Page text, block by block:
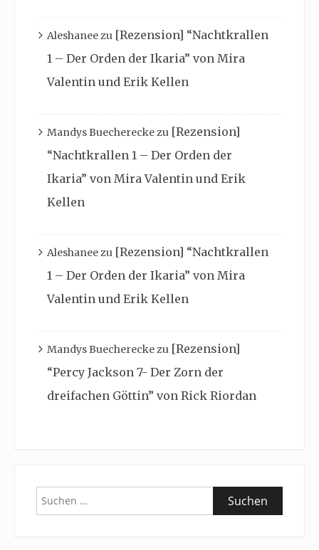
Aleshaneezu [Rezension] “Nachtkrallen
1 – Der Orden der Ikaria” von Mira
Valentin und Erik Kellen
Mandys Buechereckezu [Rezension]
“Nachtkrallen 1 – Der Orden der
Ikaria” von Mira Valentin und Erik
Kellen
Aleshaneezu [Rezension] “Nachtkrallen
1 – Der Orden der Ikaria” von Mira
Valentin und Erik Kellen
Mandys Buechereckezu [Rezension]
“Percy Jackson 7- Der Zorn der
dreifachen Göttin” von Rick Riordan
Suchen
nach: